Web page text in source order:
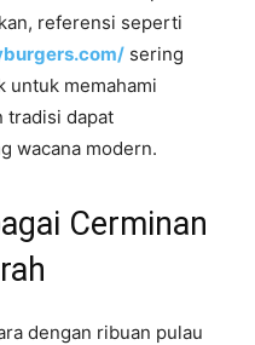
referensi seperti
sering
untuk memahami
tradisi dapat
wacana modern.
Cerminan
dengan ribuan pulau